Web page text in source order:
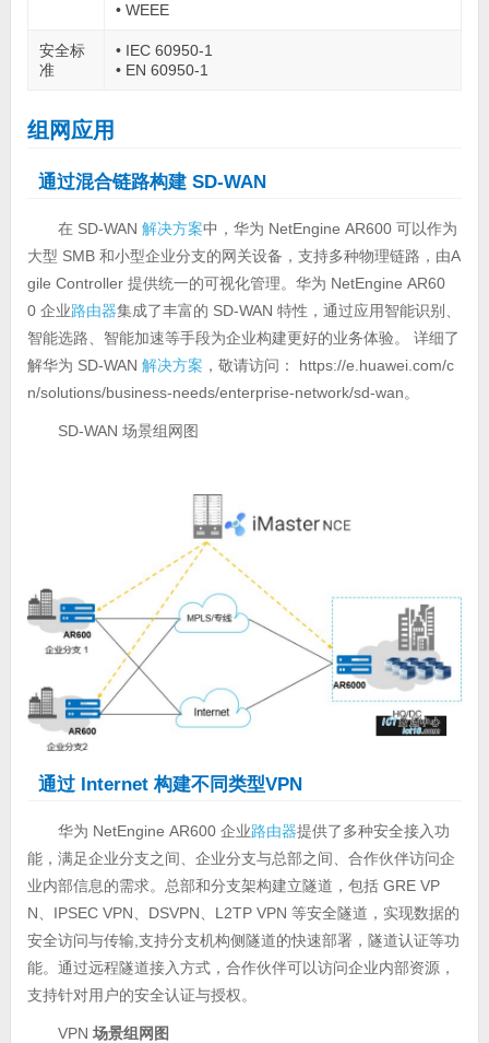
• WEEE
安全标
准
• IEC 60950-1
• EN 60950-1
组网应用
通过混合链路构建 SD-WAN
在 SD-WAN 解决方案中，华为 NetEngine AR600 可以作为
大型 SMB 和小型企业分支的网关设备，支持多种物理链路，由A
gile Controller 提供统一的可视化管理。华为 NetEngine AR60
0 企业路由器集成了丰富的 SD-WAN 特性，通过应用智能识别、
智能选路、智能加速等手段为企业构建更好的业务体验。 详细了
解华为 SD-WAN 解决方案 ，敬请访问： https://e.huawei.com/c
n/solutions/business-needs/enterprise-network/sd-wan。
SD-WAN 场景组网图
通过 Internet 构建不同类型VPN
华为 NetEngine AR600 企业路由器提供了多种安全接入功
能，满足企业分支之间、企业分支与总部之间、合作伙伴访问企
业内部信息的需求。总部和分支架构建立隧道，包括 GRE VP
N、IPSEC VPN、DSVPN、L2TP VPN 等安全隧道，实现数据的
安全访问与传输,支持分支机构侧隧道的快速部署，隧道认证等功
能。通过远程隧道接入方式，合作伙伴可以访问企业内部资源，
支持针对用户的安全认证与授权。
VPN 场景组网图